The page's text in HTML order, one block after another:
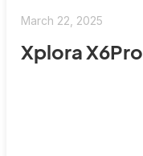
March 22, 2025
Xplora X6Pro